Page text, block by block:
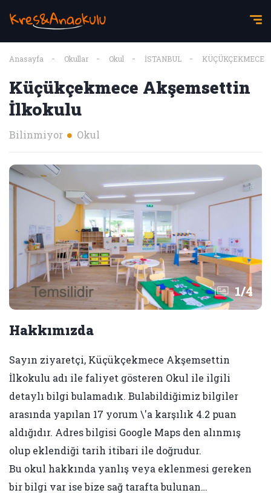
Anasayfa Okullar Okul İSTANBUL KÜÇÜKÇEKMECE
Küçükçekmece Akşemsettin
İlkokulu
Bilinmiyor Okul
1/4
Hakkımızda
Sayın ziyaretçi, Küçükçekmece Akşemsettin
İlkokulu adı ile faliyet gösteren Okul ile ilgili
detaylı bilgi bulamadık. Bulabildiğimiz bilgiler
arasında yapılan 17 yorum \'a karşılık 4.2 puan
aldığıdır. Adres bilgisi Google Maps den alınmış
olup eklendiği tarih itibari ile doğrudur.
Bu okul hakkında yanlış veya eklenmesi gereken
bir bilgi var ise bize sağ tarafta bulunan…